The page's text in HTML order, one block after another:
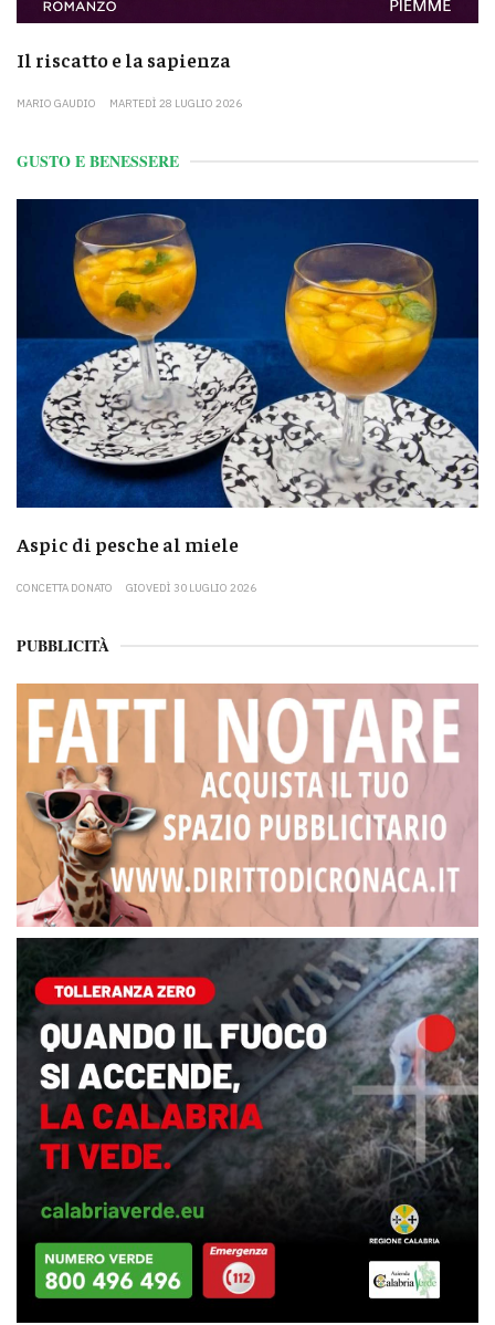
Il riscatto e la sapienza
MARIO GAUDIO MARTEDÌ 28 LUGLIO 2026
GUSTO E BENESSERE
Aspic di pesche al miele
CONCETTA DONATO GIOVEDÌ 30 LUGLIO 2026
PUBBLICITÀ